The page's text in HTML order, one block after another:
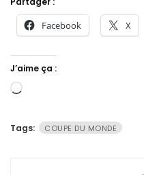
Facebook X
J’aime ça :
Chargement…
Tags: COUPE DU MONDE